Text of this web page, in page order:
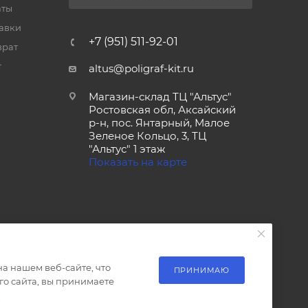
+7 (951) 511-92-01
altus@poligraf-kit.ru
Магазин-склад ТЦ "Альтус"
Ростовская обл, Аксайский
р-н, пос. Янтарный, Малое
Зеленое Кольцо, 3, ТЦ
"Альтус" 1 этаж
Показать на карте
нашем веб-сайте, что
сайта, вы принимаете
ПРИНИМАЮ